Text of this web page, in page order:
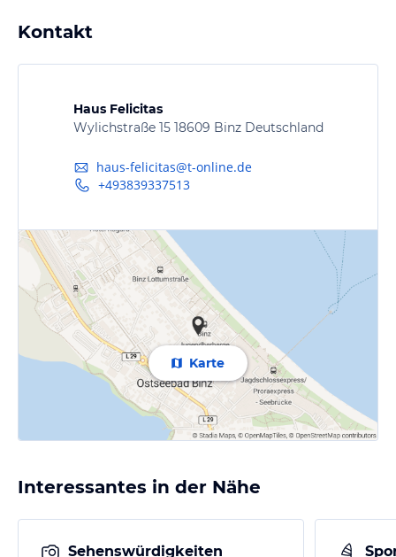
Kontakt
Haus Felicitas
Wylichstraße 15 18609 Binz Deutschland
haus-felicitas@t-online.de
+493839337513
Karte
Interessantes in der Nähe
Sehenswürdigkeiten